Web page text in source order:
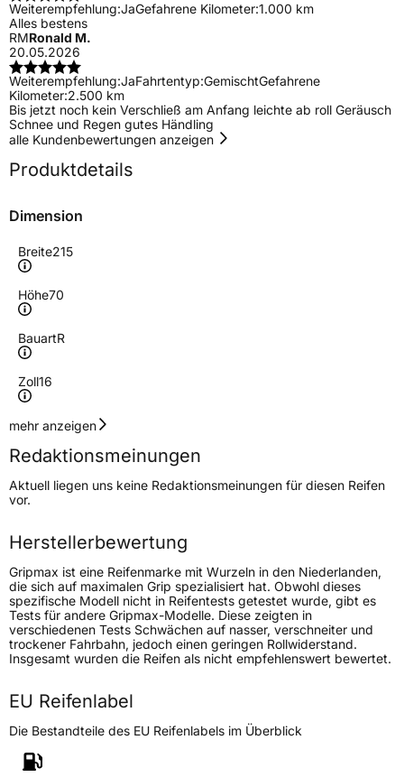
Weiterempfehlung:JaGefahrene Kilometer:1.000 km
Alles bestens
RMRonald M.
20.05.2026
Weiterempfehlung:JaFahrtentyp:GemischtGefahrene
Kilometer:2.500 km
Bis jetzt noch kein Verschließ am Anfang leichte ab roll Geräusch
Schnee und Regen gutes Händling
alle Kundenbewertungen anzeigen
Produktdetails
Dimension
Breite215
Höhe70
BauartR
Zoll16
Geschwindigkeitsindex
Höchstgeschwindigkeit
190 km/h
Lastindex100
Höchstlast800 kg
Generelle Merkmale
FahrzeugtypSUV
VerwendungGanzjahresreifen
ModellnameInception AT
Fahrzeugart
PKW & SUV
mehr anzeigen
Redaktionsmeinungen
Aktuell liegen uns keine Redaktionsmeinungen für diesen Reifen
vor.
Herstellerbewertung
Gripmax ist eine Reifenmarke mit Wurzeln in den Niederlanden,
die sich auf maximalen Grip spezialisiert hat. Obwohl dieses
spezifische Modell nicht in Reifentests getestet wurde, gibt es
Tests für andere Gripmax-Modelle. Diese zeigten in
verschiedenen Tests Schwächen auf nasser, verschneiter und
trockener Fahrbahn, jedoch einen geringen Rollwiderstand.
Insgesamt wurden die Reifen als nicht empfehlenswert bewertet.
EU Reifenlabel
Die Bestandteile des EU Reifenlabels im Überblick